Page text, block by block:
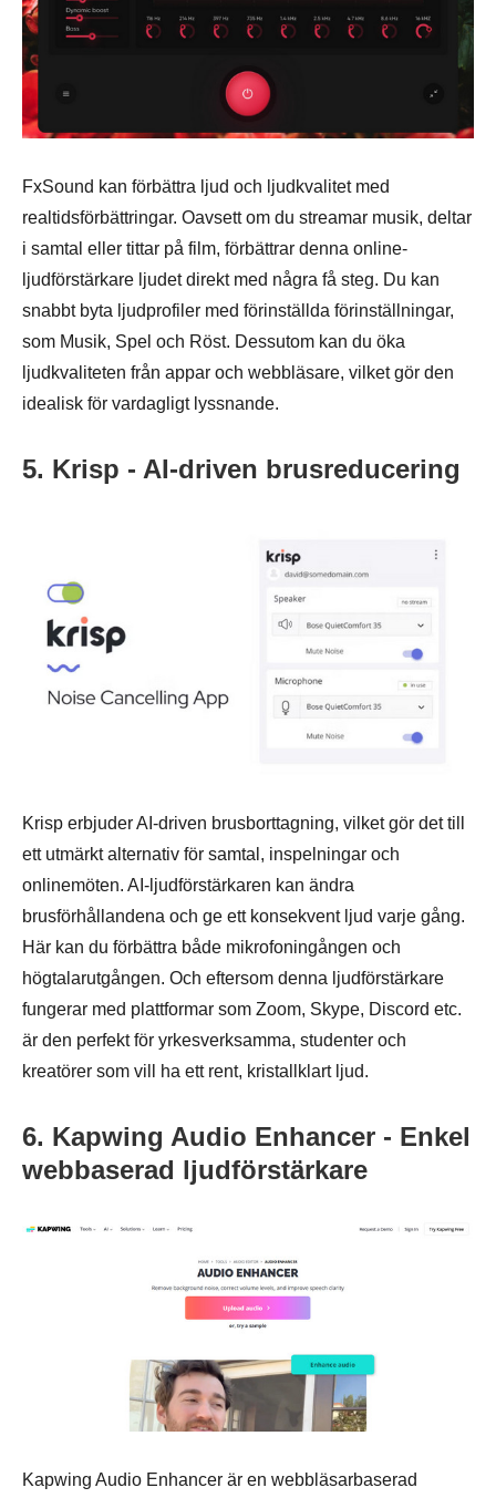
FxSound kan förbättra ljud och ljudkvalitet med
realtidsförbättringar. Oavsett om du streamar musik, deltar
i samtal eller tittar på film, förbättrar denna online-
ljudförstärkare ljudet direkt med några få steg. Du kan
snabbt byta ljudprofiler med förinställda förinställningar,
som Musik, Spel och Röst. Dessutom kan du öka
ljudkvaliteten från appar och webbläsare, vilket gör den
idealisk för vardagligt lyssnande.
5. Krisp - AI-driven brusreducering
Krisp erbjuder AI-driven brusborttagning, vilket gör det till
ett utmärkt alternativ för samtal, inspelningar och
onlinemöten. AI-ljudförstärkaren kan ändra
brusförhållandena och ge ett konsekvent ljud varje gång.
Här kan du förbättra både mikrofoningången och
högtalarutgången. Och eftersom denna ljudförstärkare
fungerar med plattformar som Zoom, Skype, Discord etc.
är den perfekt för yrkesverksamma, studenter och
kreatörer som vill ha ett rent, kristallklart ljud.
6. Kapwing Audio Enhancer - Enkel
webbaserad ljudförstärkare
Kapwing Audio Enhancer är en webbläsarbaserad